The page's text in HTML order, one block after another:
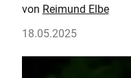
Reimund Elbe
18.05.2025